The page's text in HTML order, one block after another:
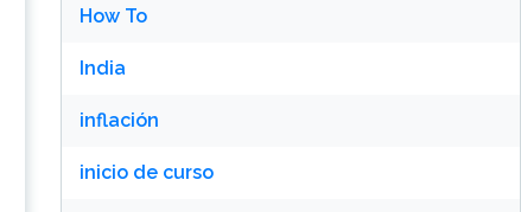
How To
India
inflación
inicio de curso